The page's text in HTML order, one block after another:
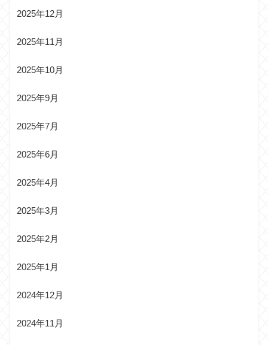
2025年12月
2025年11月
2025年10月
2025年9月
2025年7月
2025年6月
2025年4月
2025年3月
2025年2月
2025年1月
2024年12月
2024年11月